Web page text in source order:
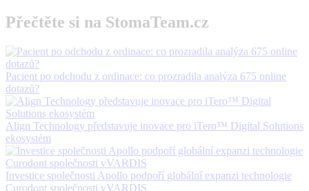
Přečtěte si na StomaTeam.cz
Pacient po odchodu z ordinace: co prozradila analýza 675 online
dotazů?
Align Technology představuje inovace pro iTero™ Digital Solutions
ekosystém
Investice společnosti Apollo podpoří globální expanzi technologie
Curodont společnosti vVARDIS